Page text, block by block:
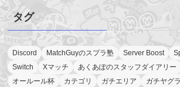
タグ
Discord MatchGuyのスプラ塾 Server Boost
Switch
Xマッチ あくあぽのスタッフダイアリー
オールール杯
カテゴリ ガチエリア ガチヤグラ